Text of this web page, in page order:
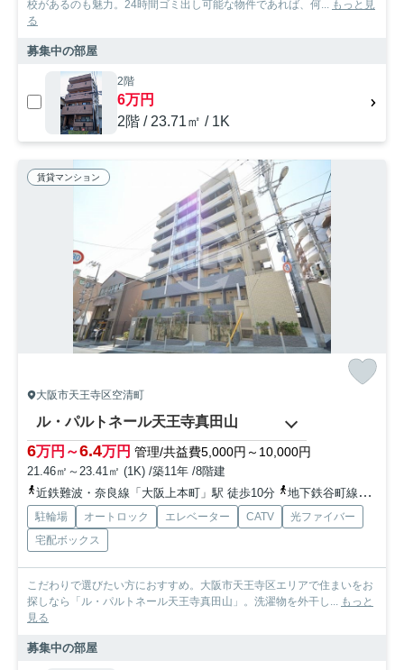
校があるのも魅力。24時間ゴミ出し可能な物件であれば、何... もっと見
る
募集中の部屋
2階
6万円
2階 / 23.71㎡ / 1K
賃貸マンション
大阪市天王寺区空清町
ル・パルトネール天王寺真田山
6万円～6.4万円 管理/共益費5,000円～10,000円
21.46㎡～23.41㎡ (1K) /築11年 /8階建
近鉄難波・奈良線「大阪上本町」駅 徒歩10分
地下鉄谷町線「谷町六丁目」駅 徒歩8分
駐輪場 オートロック エレベーター CATV
光ファイバー
宅配ボックス
こだわりで選びたい方におすすめ。大阪市天王寺区エリアで住まいをお
探しなら「ル・パルトネール天王寺真田山」。洗濯物を外干し... もっと
見る
募集中の部屋